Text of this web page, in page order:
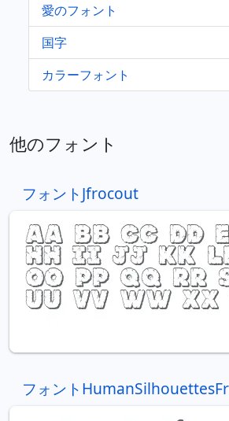
愛のフォント
国字
カラーフォント
他のフォント
フォントJfrocout
フォント